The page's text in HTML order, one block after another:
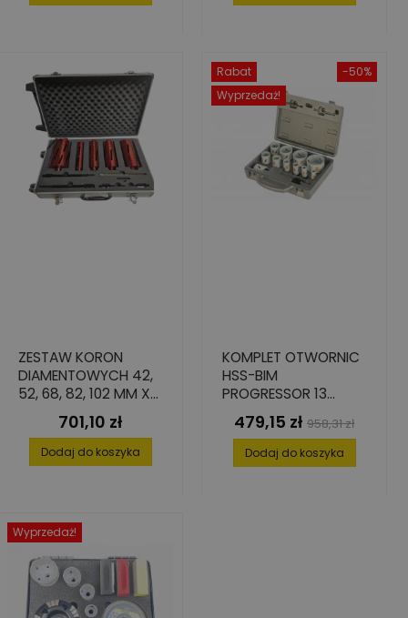
ZESTAW KORON
DIAMENTOWYCH 42,
52, 68, 82, 102 MM X
150 MM W WALIZCE Z
UCHWYTAMI I
WIERTŁEM
PROWADZĄCYM
Cena
701,10 zł
Dodaj do koszyka
-50%
Rabat
Wyprzedaż!
KOMPLET OTWORNIC
HSS-BIM
PROGRESSOR 13
ELEMENTÓW 19-76
Cena
479,15 zł Cena
podstawowa
958,31 zł
Dodaj do koszyka
Wyprzedaż!